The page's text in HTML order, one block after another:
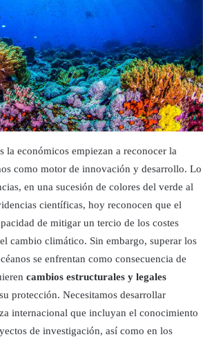
la económicos empiezan a reconocer la
como motor de innovación y desarrollo. Lo
en una sucesión de colores del verde al
científicas, hoy reconocen que el
de mitigar un tercio de los costes
cambio climático. Sin embargo, superar los
se enfrentan como consecuencia de
cambios estructurales y legales
protección. Necesitamos desarrollar
internacional que incluyan el conocimiento
de investigación, así como en los